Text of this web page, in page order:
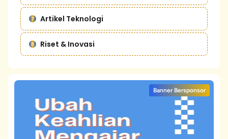
Artikel Teknologi
Riset & Inovasi
Banner Bersponsor